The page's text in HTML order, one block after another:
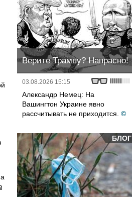
Верите Трампу? Напрасно!
03.08.2026 15:15
Александр Немец: На
Вашингтон Украине явно
рассчитывать не приходится. ©
БЛОГ